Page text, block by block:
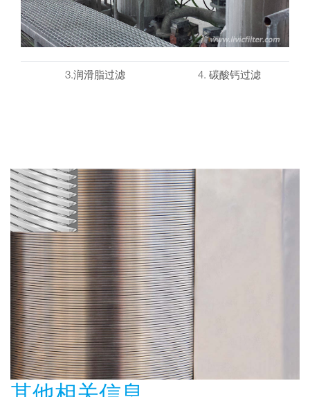
3.润滑脂过滤 4. 碳酸钙过滤